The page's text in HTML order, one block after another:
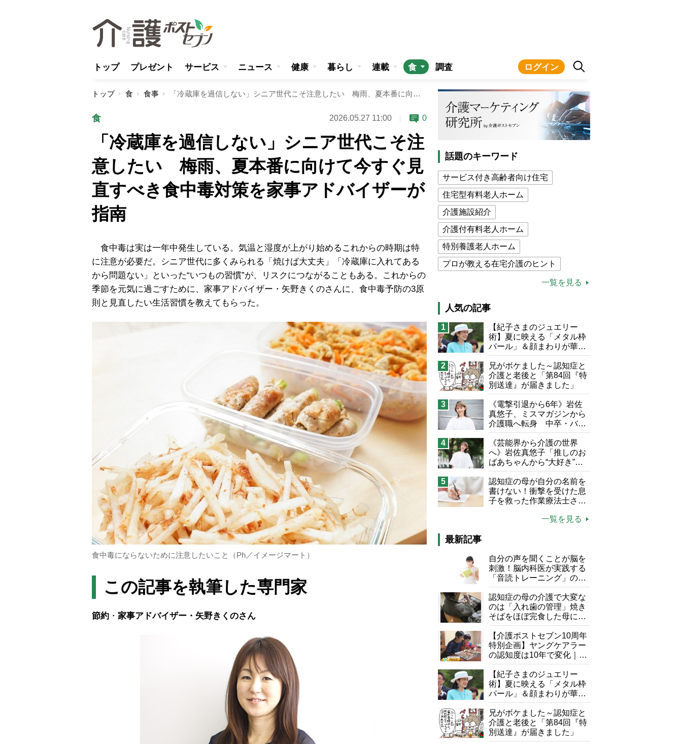
トップ プレゼント サービス ニュース 健康 暮らし 連載 食 調査 ログイン
トップ 食 食事 「冷蔵庫を過信しない」シニア世代こそ注意したい 梅雨、夏本番に向けて今すぐ見直すべき食中毒対策を家事アドバイザーが指南
食 2026.05.27 11:00 0
「冷蔵庫を過信しない」シニア世代こそ注
意したい 梅雨、夏本番に向けて今すぐ見
直すべき食中毒対策を家事アドバイザーが
指南
食中毒は実は一年中発生している。気温と湿度が上がり始めるこれからの時期は特
に注意が必要だ。シニア世代に多くみられる「焼けば大丈夫」「冷蔵庫に入れてある
から問題ない」といった“いつもの習慣”が、リスクにつながることもある。これからの
季節を元気に過ごすために、家事アドバイザー・矢野きくのさんに、食中毒予防の3原
則と見直したい生活習慣を教えてもらった。
食中毒にならないために注意したいこと（Ph／イメージマート）
この記事を執筆した専門家
節約 ・ 家事アドバイザー・矢野きくのさん
話題のキーワード
サービス付き高齢者向け住宅
住宅型有料老人ホーム
介護施設紹介
介護付有料老人ホーム
特別養護老人ホーム
プロが教える在宅介護のヒント
介護食
猫が母になつきません
息子の遠距離介護サバイバル術
兄がボケました
便利なサービス
予防法
一覧を見る
人気の記事
1
【紀子さまのジュエリー
術】夏に映える「メタル枠
パール」＆顔まわりが華や
ぐ「揺れる一粒」の使い分
け方
2
兄がボケました～認知症と
介護と老後と「第84回『特
別送達』が届きました」
3
《電撃引退から6年》岩佐
真悠子、ミスマガジンから
介護職へ転身 中卒・バイ
ト経験ゼロの彼女が見つけ
た“居場所”「社会の役に立
ちながら自分らしくいられ
る」
4
《芸能界から介護の世界
へ》岩佐真悠子「推しのお
ばあちゃんから“大好き”を
もらえる」理不尽さも吹き
飛ぶ“やりがい”、介護の現
場は「愛おしい」
5
認知症の母が自分の名前を
書けない！衝撃を受けた息
子を救った作業療法士さん
一覧を見る
最新記事
自分の声を聞くことが脳を
刺激！脳内科医が実践する
「音読トレーニング」の極
意
認知症の母の介護で大変な
のは「入れ歯の管理」焼き
そばをほぼ完食した母に息
子が血の気が引いた理由
【介護ポストセブン10周年
特別企画】ヤングケアラー
の認知度は10年で変化｜流
行語大賞にノミネート、法
律にも明記されたが果たし
て現在は？
【紀子さまのジュエリー
術】夏に映える「メタル枠
パール」＆顔まわりが華や
ぐ「揺れる一粒」の使い分
け方
兄がボケました～認知症と
介護と老後と「第84回『特
別送達』が届きました」